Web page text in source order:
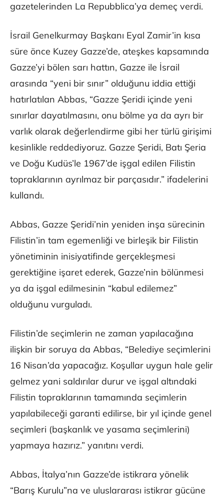
gazetelerinden La Repubblica’ya demeç verdi.
İsrail Genelkurmay Başkanı Eyal Zamir’in kısa
süre önce Kuzey Gazze’de, ateşkes kapsamında
Gazze’yi bölen sarı hattın, Gazze ile İsrail
arasında “yeni bir sınır” olduğunu iddia ettiği
hatırlatılan Abbas, “Gazze Şeridi içinde yeni
sınırlar dayatılmasını, onu bölme ya da ayrı bir
varlık olarak değerlendirme gibi her türlü girişimi
kesinlikle reddediyoruz. Gazze Şeridi, Batı Şeria
ve Doğu Kudüs’le 1967’de işgal edilen Filistin
topraklarının ayrılmaz bir parçasıdır.” ifadelerini
kullandı.
Abbas, Gazze Şeridi’nin yeniden inşa sürecinin
Filistin’in tam egemenliği ve birleşik bir Filistin
yönetiminin inisiyatifinde gerçekleşmesi
gerektiğine işaret ederek, Gazze’nin bölünmesi
ya da işgal edilmesinin “kabul edilemez”
olduğunu vurguladı.
Filistin’de seçimlerin ne zaman yapılacağına
ilişkin bir soruya da Abbas, “Belediye seçimlerini
16 Nisan’da yapacağız. Koşullar uygun hale gelir
gelmez yani saldırılar durur ve işgal altındaki
Filistin topraklarının tamamında seçimlerin
yapılabileceği garanti edilirse, bir yıl içinde genel
seçimleri (başkanlık ve yasama seçimlerini)
yapmaya hazırız.” yanıtını verdi.
Abbas, İtalya’nın Gazze’de istikrara yönelik
“Barış Kurulu”na ve uluslararası istikrar gücüne